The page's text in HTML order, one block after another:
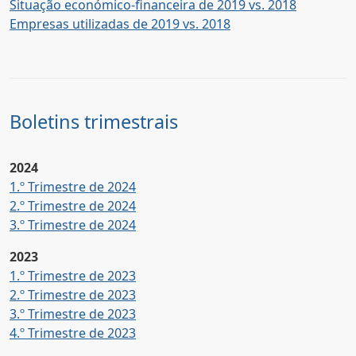
Situação económico-financeira de 2019 vs. 2018
Empresas utilizadas de 2019 vs. 2018
Boletins trimestrais
2024
1.º Trimestre de 2024
2.º Trimestre de 2024
3.º Trimestre de 2024
2023
1.º Trimestre de 2023
2.º Trimestre de 2023
3.º Trimestre de 2023
4.º Trimestre de 2023